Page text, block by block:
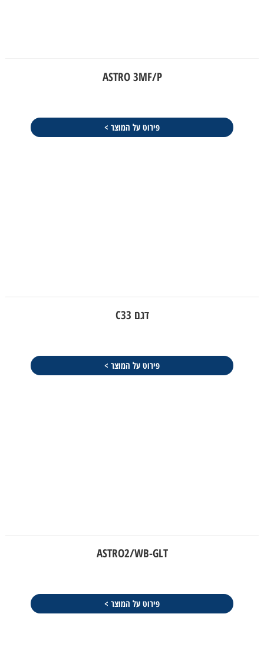
ASTRO 3MF/P
פירוט על המוצר >
דגם C33
פירוט על המוצר >
ASTRO2/WB-GLT
פירוט על המוצר >